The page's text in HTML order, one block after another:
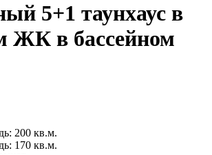
5+1 таунхаус в
ЖК в бассейном
200 кв.м.
170 кв.м.